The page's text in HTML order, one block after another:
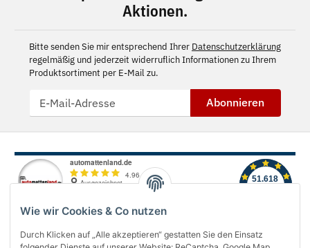
Wie wir Cookies & Co nutzen
Durch Klicken auf „Alle akzeptieren“ gestatten Sie den Einsatz
Aktionen.
Bitte senden Sie mir entsprechend Ihrer Datenschutzerklärung
regelmäßig und jederzeit widerruflich Informationen zu Ihrem
Produktsortiment per E-Mail zu.
Abonnieren